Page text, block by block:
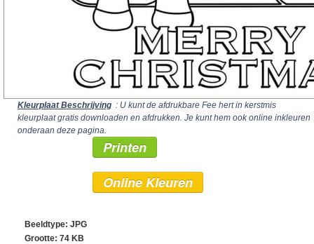
Kleurplaat Beschrijving : U kunt de afdrukbare Fee hert in kerstmis
kleurplaat gratis downloaden en afdrukken. Je kunt hem ook online inkleuren
onderaan deze pagina.
Printen
Online Kleuren
Beeldtype: JPG
Grootte: 74 KB